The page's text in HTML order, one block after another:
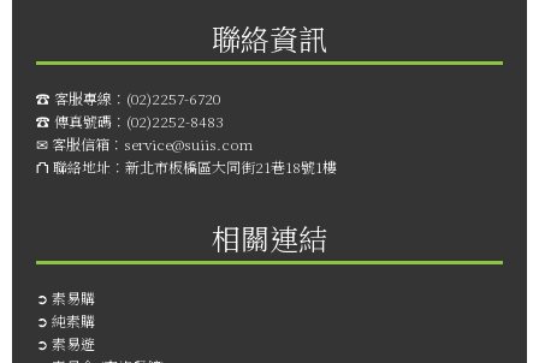
聯絡資訊
☎︎ 客服專線： (02)2257-6720
☎︎ 傳真號碼： (02)2252-8483
✉ 客服信箱： service@suiis.com
⛫ 聯絡地址： 新北市板橋區大同街21巷18號1樓
相關連結
➲ 素易購
➲ 純素購
➲ 素易遊